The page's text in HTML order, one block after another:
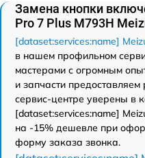
Замена кнопки
Pro 7 Plus M793H
[dataset:services:name]
в нашем профильном
мастерами с огромным
и запчасти
сервис-центре уверены в
[dataset:services:name]
на -15% дешевле при
форму заказа звонка.